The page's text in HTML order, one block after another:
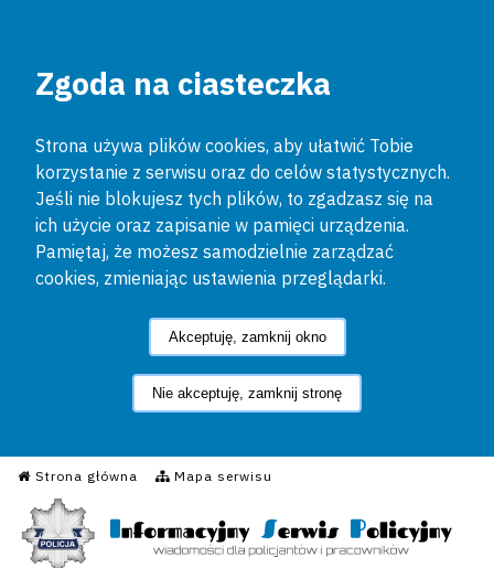
Zgoda na ciasteczka
Strona używa plików cookies, aby ułatwić Tobie
korzystanie z serwisu oraz do celów statystycznych.
Jeśli nie blokujesz tych plików, to zgadzasz się na
ich użycie oraz zapisanie w pamięci urządzenia.
Pamiętaj, że możesz samodzielnie zarządzać
cookies, zmieniając ustawienia przeglądarki.
Akceptuję, zamknij okno
Nie akceptuję, zamknij stronę
Strona główna Mapa serwisu
Informacyjny Serwis